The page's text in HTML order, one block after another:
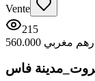
Vente
215
درهم مغربي
فاس